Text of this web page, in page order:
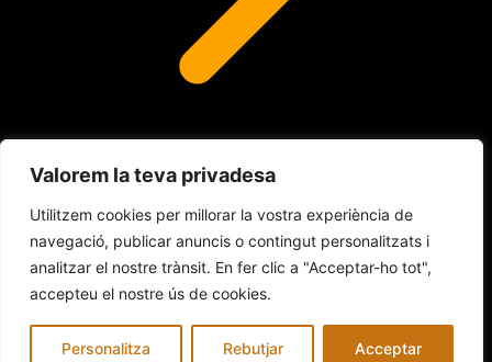
Valorem la teva privadesa
Utilitzem cookies per millorar la vostra experiència de
navegació, publicar anuncis o contingut personalitzats i
analitzar el nostre trànsit. En fer clic a "Acceptar-ho tot",
accepteu el nostre ús de cookies.
Personalitza Rebutjar Acceptar
Lents de contacte
© 2026 INDALO ÓPTICA